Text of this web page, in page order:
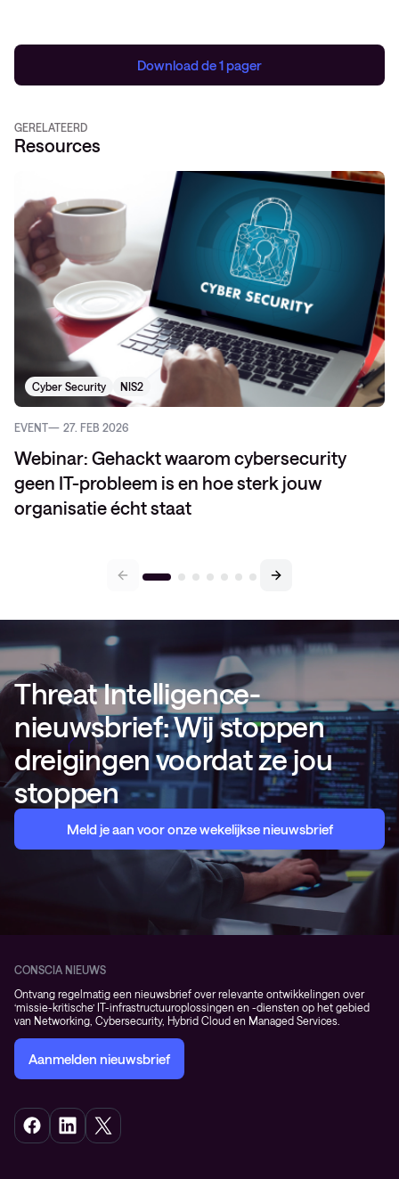
Download de 1 pager
GERELATEERD
Resources
Cyber Security NIS2
EVENT 27. FEB 2026
Webinar: Gehackt waarom cybersecurity
geen IT-probleem is en hoe sterk jouw
organisatie écht staat
Threat Intelligence-
nieuwsbrief: Wij stoppen
dreigingen voordat ze jou
stoppen
Meld je aan voor onze wekelijkse nieuwsbrief
CONSCIA NIEUWS
Ontvang regelmatig een nieuwsbrief over relevante ontwikkelingen over
‘missie-kritische’ IT-infrastructuuroplossingen en -diensten op het gebied
van Networking, Cybersecurity, Hybrid Cloud en Managed Services.
Aanmelden nieuwsbrief